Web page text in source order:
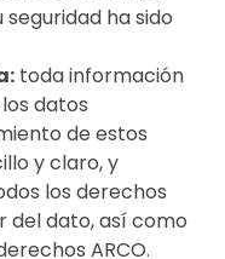
seguridad ha sido
toda información
datos
de estos
y claro, y
los derechos
del dato, así como
ARCO.